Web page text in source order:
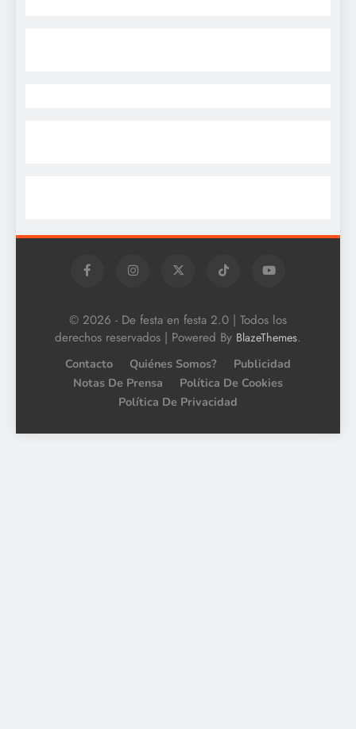
© 2026 - De festa en festa 2.0 | Todos los
derechos reservados | Powered By BlazeThemes.
Contacto Quiénes Somos?
Publicidad
Notas De Prensa
Política De Cookies
Política De Privacidad